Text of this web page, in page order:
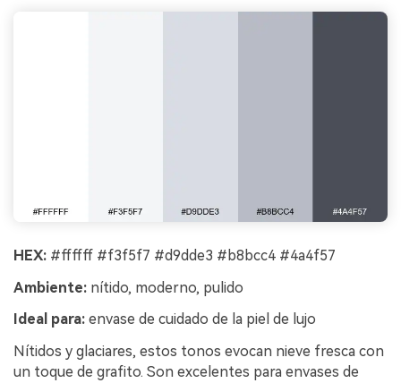
HEX: #ffffff #f3f5f7 #d9dde3 #b8bcc4 #4a4f57
Ambiente: nítido, moderno, pulido
Ideal para: envase de cuidado de la piel de lujo
Nítidos y glaciares, estos tonos evocan nieve fresca con
un toque de grafito. Son excelentes para envases de